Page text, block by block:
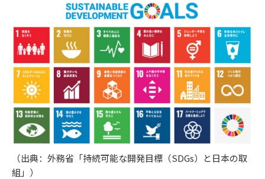
（出典：外務省「持続可能な開発目標（SDGs）と日本の取
組」）